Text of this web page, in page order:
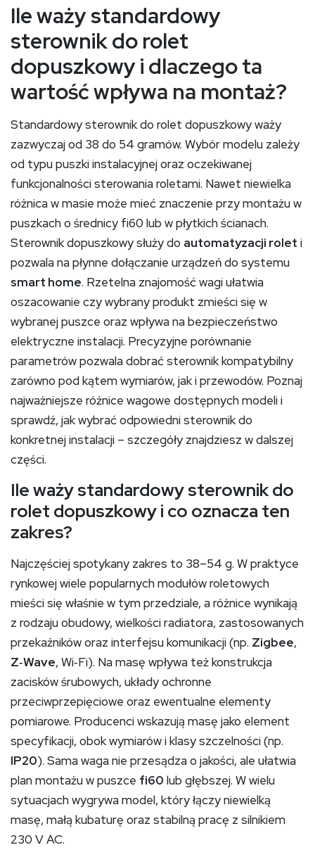
Ile waży standardowy
sterownik do rolet
dopuszkowyi dlaczego ta
wartość wpływa na montaż?
Standardowy sterownik do rolet dopuszkowy waży
zazwyczaj od 38 do 54 gramów. Wybór modelu zależy
od typu puszki instalacyjnej oraz oczekiwanej
funkcjonalności sterowania roletami. Nawet niewielka
różnica w masie może mieć znaczenie przy montażu w
puszkach o średnicy fi60 lub w płytkich ścianach.
Sterownik dopuszkowy służy do automatyzacji rolet i
pozwala na płynne dołączanie urządzeń do systemu
smart home. Rzetelna znajomość wagi ułatwia
oszacowanie czy wybrany produkt zmieści się w
wybranej puszce oraz wpływa na bezpieczeństwo
elektryczne instalacji. Precyzyjne porównanie
parametrów pozwala dobrać sterownik kompatybilny
zarówno pod kątem wymiarów, jak i przewodów. Poznaj
najważniejsze różnice wagowe dostępnych modeli i
sprawdź, jak wybrać odpowiedni sterownik do
konkretnej instalacji – szczegóły znajdziesz w dalszej
części.
Ile waży standardowy sterownik do
rolet dopuszkowyi co oznacza ten
zakres?
Najczęściej spotykany zakres to 38–54 g. W praktyce
rynkowej wiele popularnych modułów roletowych
mieści się właśnie w tym przedziale, a różnice wynikają
z rodzaju obudowy, wielkości radiatora, zastosowanych
przekaźników oraz interfejsu komunikacji (np. Zigbee,
Z‑Wave, Wi‑Fi). Na masę wpływa też konstrukcja
zacisków śrubowych, układy ochronne
przeciwprzepięciowe oraz ewentualne elementy
pomiarowe. Producenci wskazują masę jako element
specyfikacji, obok wymiarów i klasy szczelności (np.
IP20). Sama waga nie przesądza o jakości, ale ułatwia
plan montażu w puszce fi60 lub głębszej. W wielu
sytuacjach wygrywa model, który łączy niewielką
masę, małą kubaturę oraz stabilną pracę z silnikiem
230 V AC.